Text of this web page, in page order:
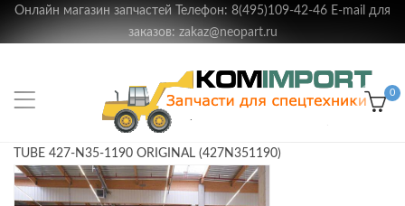
Онлайн магазин запчастей Телефон: 8(495)109-42-46 E-mail для
заказов: zakaz@neopart.ru
0
TUBE 427-N35-1190 ORIGINAL (427N351190)